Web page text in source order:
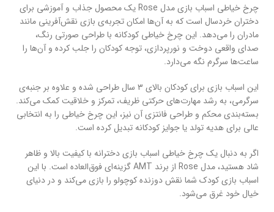
چرخ خیاطی اسباب بازی مدل Rose یک محصول جذاب و آموزشی برای
دختران خردسال است که به آن‌ها امکان تجربه‌ی بازی نقش‌آفرینی مانند
مادران را می‌دهد. این چرخ خیاطی کودکانه با طراحی صورتی رنگ،
صدای واقعی دوخت و نورپردازی، توجه کودکان را جلب کرده و آن‌ها را
ساعت‌ها سرگرم نگه می‌دارد.
این اسباب بازی برای کودکان بالای ۳ سال طراحی شده و علاوه بر جنبه‌ی
سرگرمی، به رشد مهارت‌های حرکتی ظریف، تمرکز و خلاقیت کمک می‌کند.
بسته‌بندی محکم و طراحی فانتزی آن نیز، این چرخ خیاطی را به انتخابی
عالی برای هدیه تولد یا جوایز کودکانه تبدیل کرده است.
اگر به دنبال یک چرخ خیاطی اسباب بازی دخترانه با کیفیت بالا و ظاهر
شاد هستید، مدل Rose از برند AMT گزینه‌ای فوق‌العاده است. با این
اسباب بازی کودک شما نقش دوزنده کوچولو را بازی می‌کند و در دنیای
خیال خود غرق می‌شود.